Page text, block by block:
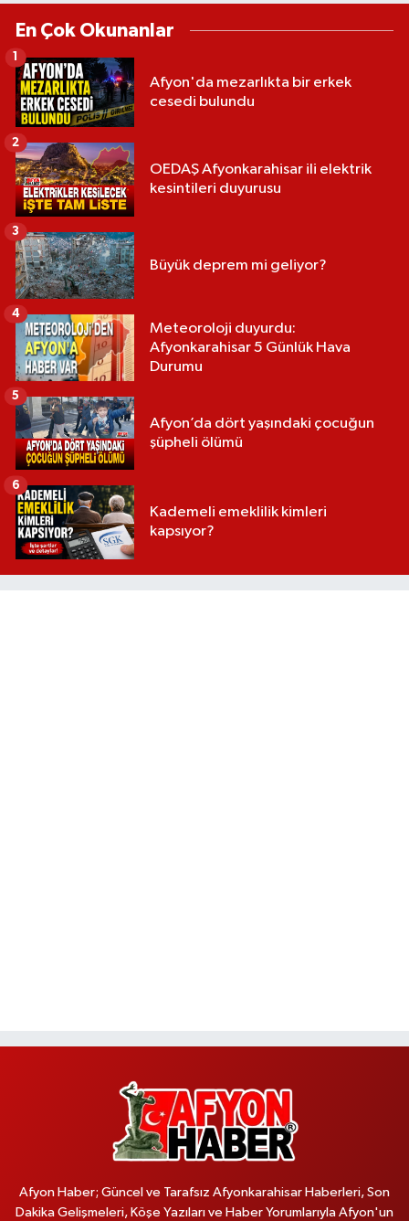
En Çok Okunanlar
Afyon'da mezarlıkta bir erkek
cesedi bulundu
1
OEDAŞ Afyonkarahisar ili elektrik
kesintileri duyurusu
2
Büyük deprem mi geliyor?
3
Meteoroloji duyurdu:
Afyonkarahisar 5 Günlük Hava
Durumu
4
Afyon’da dört yaşındaki çocuğun
şüpheli ölümü
5
Kademeli emeklilik kimleri
kapsıyor?
6
Afyon Haber; Güncel ve Tarafsız Afyonkarahisar Haberleri, Son
Dakika Gelişmeleri, Köşe Yazıları ve Haber Yorumlarıyla Afyon'un